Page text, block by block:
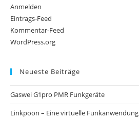
Anmelden
Eintrags-Feed
Kommentar-Feed
WordPress.org
Neueste Beiträge
Gaswei G1pro PMR Funkgeräte
Linkpoon – Eine virtuelle Funkanwendung